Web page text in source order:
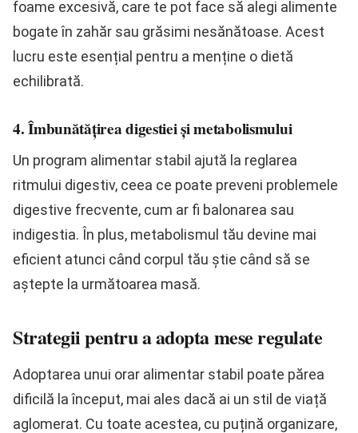
foame excesivă, care te pot face să alegi alimente
bogate în zahăr sau grăsimi nesănătoase. Acest
lucru este esențial pentru a menține o dietă
echilibrată.
4. Îmbunătățirea digestiei și metabolismului
Un program alimentar stabil ajută la reglarea
ritmului digestiv, ceea ce poate preveni problemele
digestive frecvente, cum ar fi balonarea sau
indigestia. În plus, metabolismul tău devine mai
eficient atunci când corpul tău știe când să se
aștepte la următoarea masă.
Strategii pentru a adopta mese regulate
Adoptarea unui orar alimentar stabil poate părea
dificilă la început, mai ales dacă ai un stil de viață
aglomerat. Cu toate acestea, cu puțină organizare,